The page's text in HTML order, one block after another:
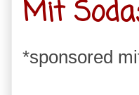
Mit
*sponsored